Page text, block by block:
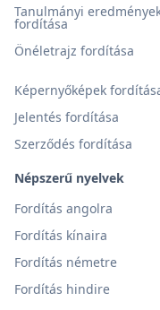
Tanulmányi
fordítása
Önéletrajz fordítása
Képernyőképek
Jelentés fordítása
Szerződés fordítása
Népszerű nyelvek
Fordítás angolra
Fordítás kínaira
Fordítás németre
Fordítás hindire